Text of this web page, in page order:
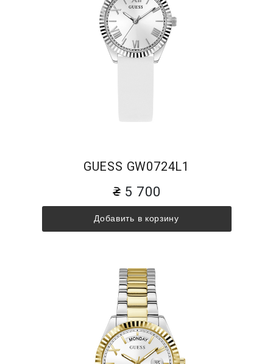
GUESS GW0724L1
5 700
Добавить в корзину